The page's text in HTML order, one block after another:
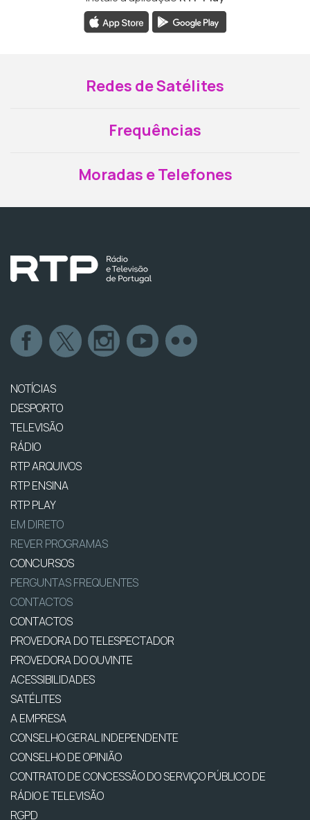
Redes de Satélites
Frequências
Moradas e Telefones
NOTÍCIAS
DESPORTO
TELEVISÃO
RÁDIO
RTP ARQUIVOS
RTP ENSINA
RTP PLAY
EM DIRETO
REVER PROGRAMAS
CONCURSOS
PERGUNTAS FREQUENTES
CONTACTOS
CONTACTOS
PROVEDORA DO TELESPECTADOR
PROVEDORA DO OUVINTE
ACESSIBILIDADES
SATÉLITES
A EMPRESA
CONSELHO GERAL INDEPENDENTE
CONSELHO DE OPINIÃO
CONTRATO DE CONCESSÃO DO SERVIÇO PÚBLICO DE
RÁDIO E TELEVISÃO
RGPD